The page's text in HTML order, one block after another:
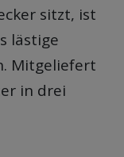
sitzt, ist
lästige
Mitgeliefert
in drei